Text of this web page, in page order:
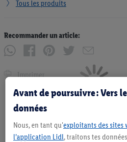
Tous les produits
Recommander un article:
Imprimer
Avant de poursuivre : Vers
données
Nous, en tant qu'exploitants des sites
l’application Lidl, traitons tes